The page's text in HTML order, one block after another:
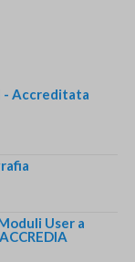
- Accreditata
User a